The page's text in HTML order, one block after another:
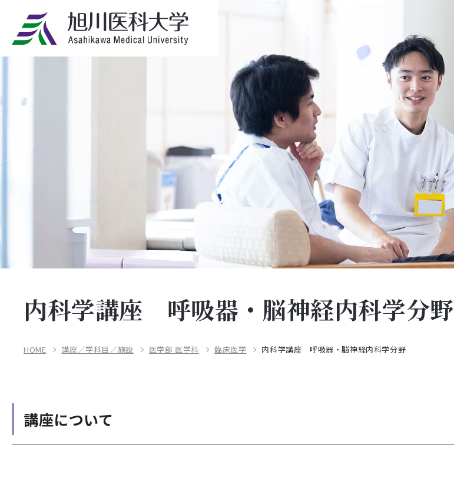
内科学講座 呼吸器・脳神経内科学分野
HOME 講座／学科目／施設 医学部 医学科 臨床医学 内科学講座 呼吸器・脳神経内科学分野
講座について